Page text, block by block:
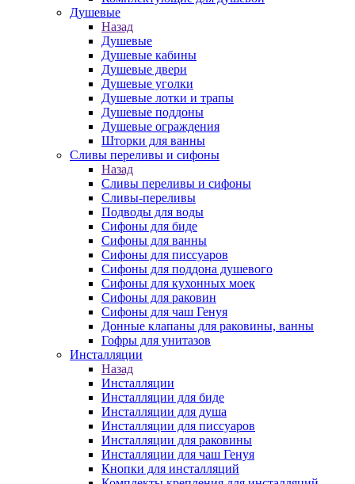
Душевые
Назад
Душевые
Душевые кабины
Душевые двери
Душевые уголки
Душевые лотки и трапы
Душевые поддоны
Душевые ограждения
Шторки для ванны
Сливы переливы и сифоны
Назад
Сливы переливы и сифоны
Сливы-переливы
Подводы для воды
Сифоны для биде
Сифоны для ванны
Сифоны для писсуаров
Сифоны для поддона душевого
Сифоны для кухонных моек
Сифоны для раковин
Сифоны для чаш Генуя
Донные клапаны для раковины, ванны
Гофры для унитазов
Инсталляции
Назад
Инсталляции
Инсталляции для биде
Инсталляции для душа
Инсталляции для писсуаров
Инсталляции для раковины
Инсталляции для чаш Генуя
Кнопки для инсталляций